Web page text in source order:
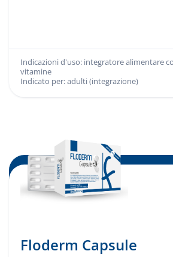
Indicazioni d'uso:
Indicazioni d'uso: integratore alimentare
vitamine
Indicato per:
Indicato per: adulti (integrazione)
Floderm Capsule